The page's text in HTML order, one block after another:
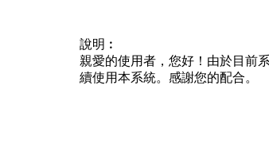
說明︰
親愛的使用者，您好！由於目前
續使用本系統。感謝您的配合。